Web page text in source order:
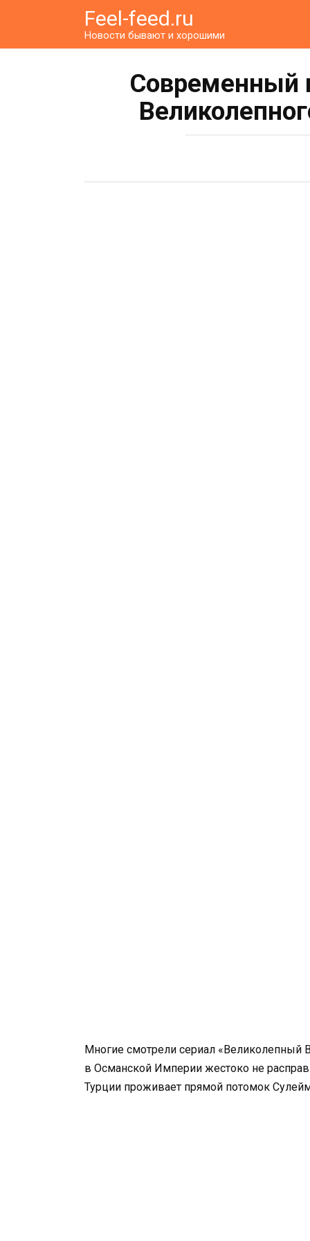
Feel-feed.ru
Новости бывают и хорошими
Современный
Многие смотрели сериал «Великолепный
в Османской Империи жестоко не
Турции проживает прямой потомок